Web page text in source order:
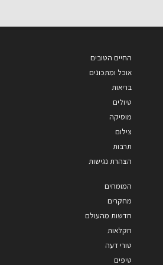
החיים הטובים
אוכל ומתכונים
בריאות
טיולים
מוסיקה
צילום
תרבות
הצהרת נגישות
המומחים
מחקרים
חדשות מהעולם
חקלאות
טורי דעה
טיפים